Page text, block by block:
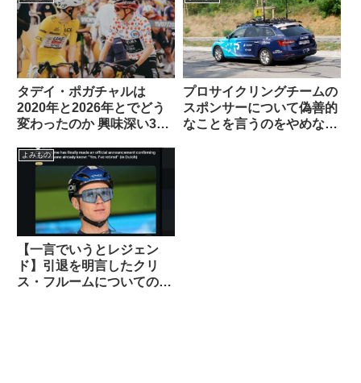
タデイ・ポガチャルは
2020年と2026年とでどう
変わったのか 興味深い3つ
から）
プロサイクリングチームの
スポンサーについて偽善的
なことを言うのをやめなさ
よみもの
【一言でいうとレジェン
ド】引退を明言したクリ
ス・フルームについての海